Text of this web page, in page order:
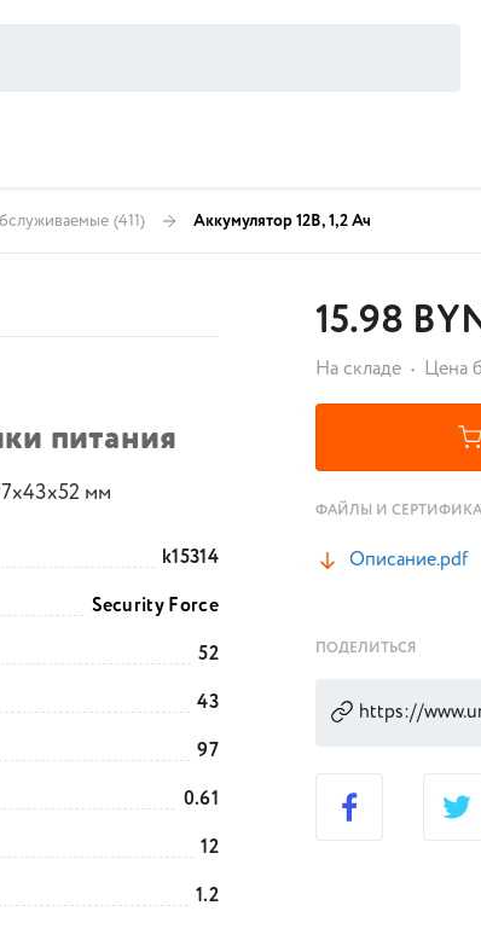
(411) Аккумулятор 12В, 1,2 Ач
питания
мм
k15314
Security Force
52
43
97
0.61
12
1.2
15.98
На складе Цена
ФАЙЛЫ И
Описание.pdf
ПОДЕЛИТЬСЯ